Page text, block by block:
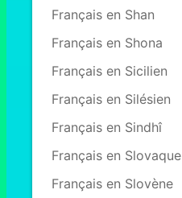
Français en Shan
Français en Shona
Français en Sicilien
Français en Silésien
Français en Sindhî
Français en Slovaque
Français en Slovène